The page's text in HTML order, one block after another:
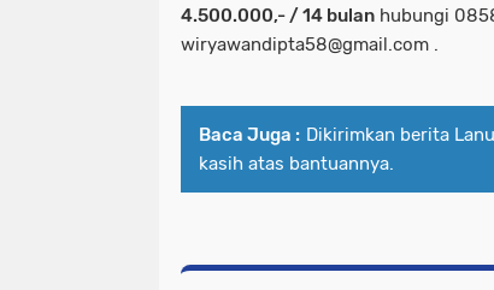
4.500.000,- / 14 bulan hubungi
wiryawandipta58@gmail.com .
Baca Juga : Dikirimkan berita
kasih atas bantuannya.